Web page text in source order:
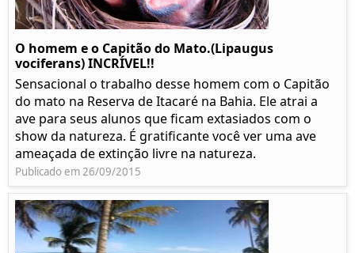
O homem e o Capitão do Mato.(Lipaugus
vociferans) INCRÍVEL!!
Sensacional o trabalho desse homem com o Capitão
do mato na Reserva de Itacaré na Bahia. Ele atrai a
ave para seus alunos que ficam extasiados com o
show da natureza. É gratificante você ver uma ave
ameaçada de extinção livre na natureza.
Publicado em 26/09/2015